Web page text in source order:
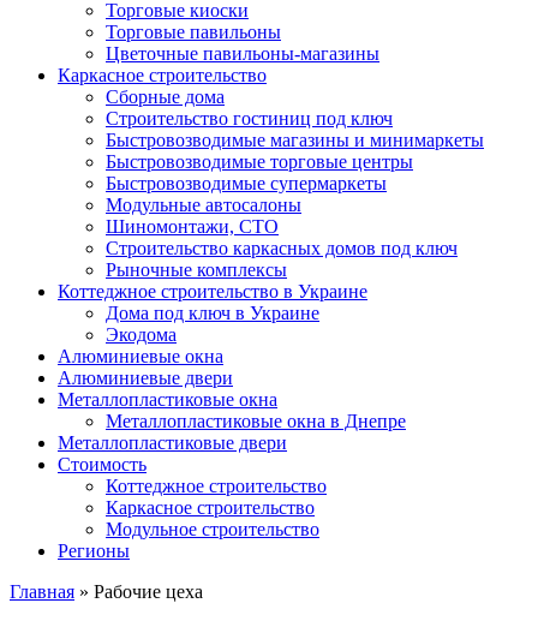
Торговые киоски
Торговые павильоны
Цветочные павильоны-магазины
Каркасное строительство
Сборные дома
Строительство гостиниц под ключ
Быстровозводимые магазины и минимаркеты
Быстровозводимые торговые центры
Быстровозводимые супермаркеты
Модульные автосалоны
Шиномонтажи, СТО
Строительство каркасных домов под ключ
Рыночные комплексы
Коттеджное строительство в Украине
Дома под ключ в Украине
Экодома
Алюминиевые окна
Алюминиевые двери
Металлопластиковые окна
Металлопластиковые окна в Днепре
Металлопластиковые двери
Стоимость
Коттеджное строительство
Каркасное строительство
Модульное строительство
Регионы
Главная » Рабочие цеха